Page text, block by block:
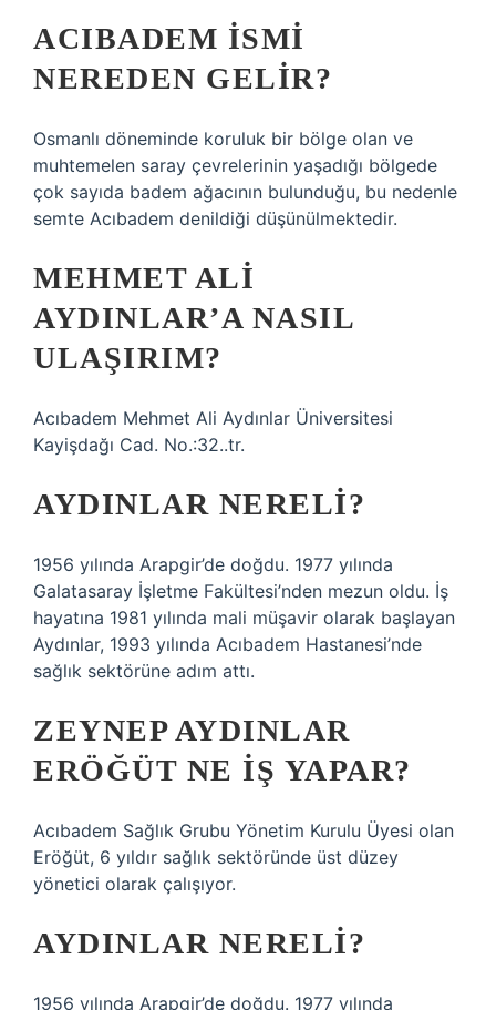
ACIBADEM ISMI
NEREDEN GELIR?
Osmanlı döneminde koruluk bir bölge olan ve
muhtemelen saray çevrelerinin yaşadığı bölgede
çok sayıda badem ağacının bulunduğu, bu nedenle
semte Acıbadem denildiği düşünülmektedir.
MEHMET ALI
AYDINLAR’A NASIL
ULAŞIRIM?
Acıbadem Mehmet Ali Aydınlar Üniversitesi
Kayişdağı Cad. No.:32..tr.
AYDINLAR NERELI?
1956 yılında Arapgir’de doğdu. 1977 yılında
Galatasaray İşletme Fakültesi’nden mezun oldu. İş
hayatına 1981 yılında mali müşavir olarak başlayan
Aydınlar, 1993 yılında Acıbadem Hastanesi’nde
sağlık sektörüne adım attı.
ZEYNEP AYDINLAR
ERÖĞÜT NE IŞ YAPAR?
Acıbadem Sağlık Grubu Yönetim Kurulu Üyesi olan
Eröğüt, 6 yıldır sağlık sektöründe üst düzey
yönetici olarak çalışıyor.
AYDINLAR NERELI?
1956 yılında Arapgir’de doğdu. 1977 yılında